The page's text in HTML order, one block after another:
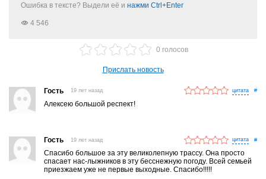
Ошибка в тексте? Выдели её и нажми Ctrl+Enter
4 546
0 голосов
Прислать новость
Гость 19 лет назад #
Алексею большой респект!
Гость 19 лет назад #
Спасибо большое за эту великолепную трассу. Она просто
спасает нас-лыжников в эту бесснежную погоду. Всей семьей
приезжаем уже не первые выходные. Спасибо!!!!!